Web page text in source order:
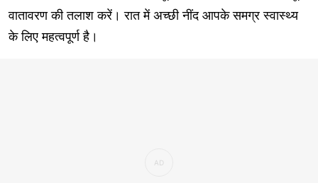
वातावरण की तलाश करें। रात में अच्छी नींद आपके समग्र स्वास्थ्य
के लिए महत्वपूर्ण है।